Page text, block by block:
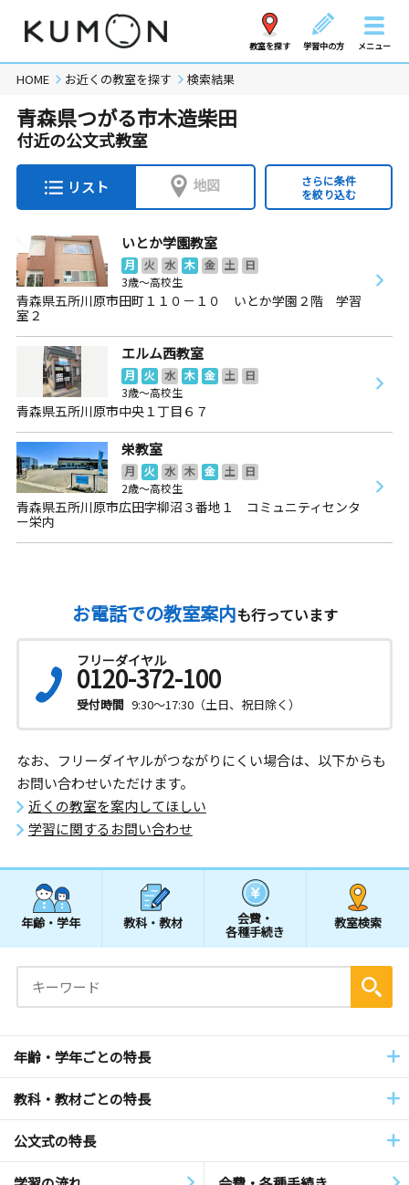
教室を探す 学習中の方 メニュー
HOME お近くの教室を探す 検索結果
青森県つがる市木造柴田
付近の公文式教室
リスト 地図
さらに条件
を絞り込む
いとか学園教室
月 火 水 木 金 土
日
3歳～高校生
青森県五所川原市田町１１０－１０ いとか学園２階 学習
室２
エルム西教室
月 火 水 木 金 土
日
3歳～高校生
青森県五所川原市中央１丁目６７
栄教室
月 火 水 木 金 土
日
2歳～高校生
青森県五所川原市広田字柳沼３番地１ コミュニティセンタ
ー栄内
お電話での教室案内も行っています
フリーダイヤル
0120-372-100
受付時間 9:30～17:30（土日、祝日除く）
なお、フリーダイヤルがつながりにくい場合は、以下からも
お問い合わせいただけます。
近くの教室を案内してほしい
学習に関するお問い合わせ
年齢・学年 教科・教材 会費・
各種手続き
教室検索
年齢・学年ごとの特長
教科・教材ごとの特長
公文式の特長